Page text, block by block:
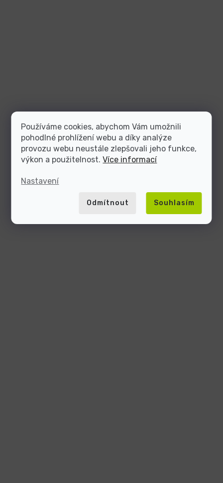
Používáme cookies, abychom Vám umožnili
pohodlné prohlížení webu a díky analýze
provozu webu neustále zlepšovali jeho funkce,
výkon a použitelnost.Více informací
Nastavení
Odmítnout Souhlasím